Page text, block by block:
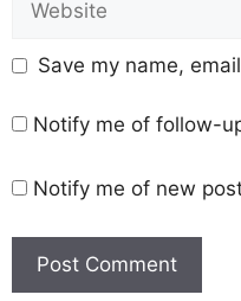
Save my name,
Notify me of follow-
Notify me of new